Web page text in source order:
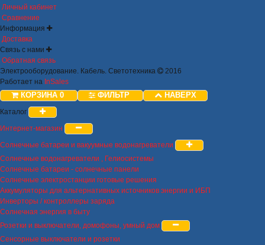
Личный кабинет
Сравнение
Информация
Доставка
Связь с нами
Обратная связь
Электрооборудование. Кабель. Светотехника
2016
Работает на InSales
КОРЗИНА 0 ФИЛЬТР НАВЕРХ
Каталог
Интернет-магазин
Солнечные батареи и вакуумные водонагреватели
Солнечные водонагреватели , Гелиосистемы
Солнечные батареи - солнечные панели
Солнечные электростанции готовые решения
Аккумуляторы для альтернативных источников энергии и ИБП
Инверторы / контроллеры заряда
Солнечная энергия в быту
Розетки и выключатели, домофоны, умный дом
Сенсорные выключатели и розетки